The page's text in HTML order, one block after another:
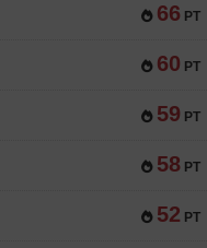
66 PT
60 PT
59 PT
58 PT
52 PT